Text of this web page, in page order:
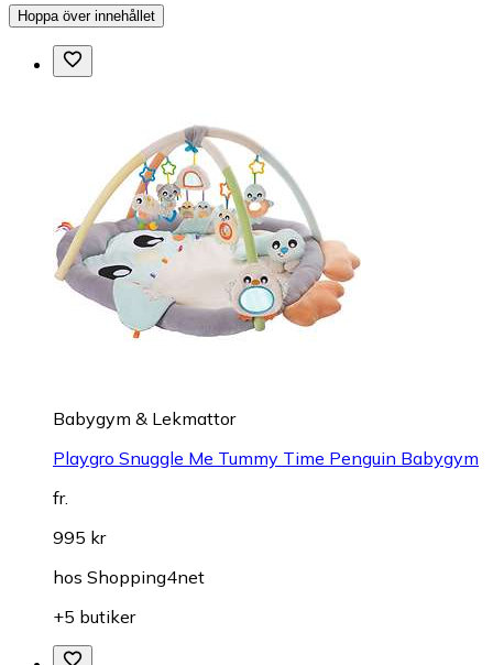
Hoppa över innehållet
Babygym & Lekmattor
Playgro Snuggle Me Tummy Time Penguin Babygym
fr.
995 kr
hos Shopping4net
+5 butiker